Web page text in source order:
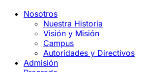
Nosotros
Nuestra Historia
Visión y Misión
Campus
Autoridades y Directivos
Admisión